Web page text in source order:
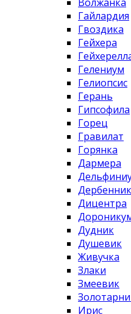
Гайлардия
Гвоздика
Гейхера
Гелениум
Гелиопсис
Герань
Гипсофила
Горец
Гравилат
Горянка
Дармера
Дербенник
Дицентра
Дудник
Душевик
Живучка
Злаки
Змеевик
Ирис